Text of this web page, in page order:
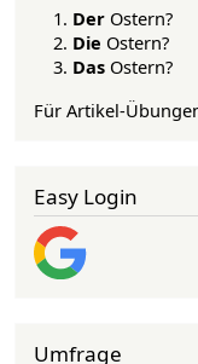
Der Ostern?
Die Ostern?
Das Ostern?
Für Artikel-
Easy Login
Umfrage